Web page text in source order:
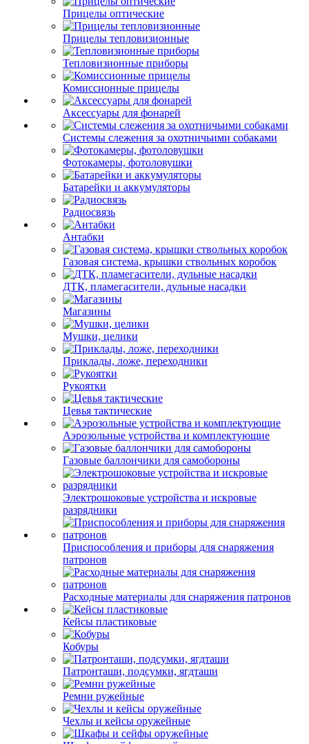
Прицелы оптические
Прицелы тепловизионные
Тепловизионные приборы
Комиссионные прицелы
Аксессуары для фонарей
Системы слежения за охотничьими собаками
Фотокамеры, фотоловушки
Батарейки и аккумуляторы
Радиосвязь
Антабки
Газовая система, крышки ствольных коробок
ДТК, пламегасители, дульные насадки
Магазины
Мушки, целики
Приклады, ложе, переходники
Рукоятки
Цевья тактические
Аэрозольные устройства и комплектующие
Газовые баллончики для самобороны
Электрошоковые устройства и искровые
разрядники
Приспособления и приборы для снаряжения
патронов
Расходные материалы для снаряжения патронов
Кейсы пластиковые
Кобуры
Патронташи, подсумки, ягдташи
Ремни ружейные
Чехлы и кейсы оружейные